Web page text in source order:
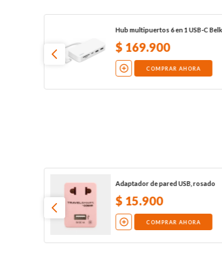
Hub multipuertos 6 en 1 USB-C
$ 169.900
COMPRAR AHORA
Adaptador de pared USB, rosado
$ 15.900
COMPRAR AHORA